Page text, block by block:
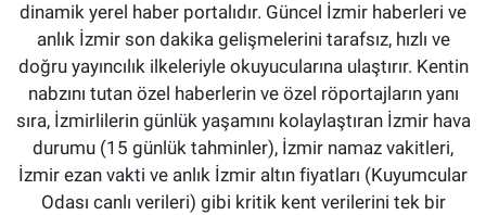
dinamik yerel haber portalıdır. Güncel İzmir haberleri ve
anlık İzmir son dakika gelişmelerini tarafsız, hızlı ve
doğru yayıncılık ilkeleriyle okuyucularına ulaştırır. Kentin
nabzını tutan özel haberlerin ve özel röportajların yanı
sıra, İzmirlilerin günlük yaşamını kolaylaştıran İzmir hava
durumu (15 günlük tahminler), İzmir namaz vakitleri,
İzmir ezan vakti ve anlık İzmir altın fiyatları (Kuyumcular
Odası canlı verileri) gibi kritik kent verilerini tek bir